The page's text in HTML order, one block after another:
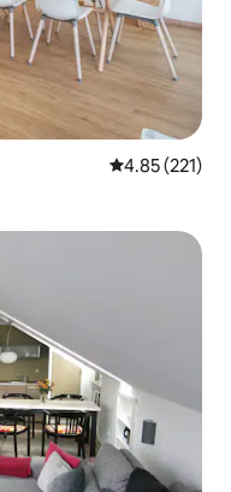
Calificación
4.85 (221)